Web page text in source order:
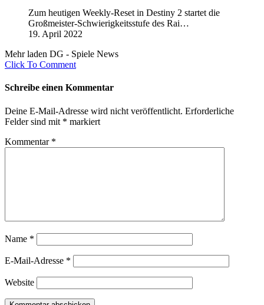
Zum heutigen Weekly-Reset in Destiny 2 startet die
Großmeister-Schwierigkeitsstufe des Rai…
19. April 2022
Mehr laden DG - Spiele News
Click To Comment
Schreibe einen Kommentar
Deine E-Mail-Adresse wird nicht veröffentlicht. Erforderliche
Felder sind mit * markiert
Kommentar *
Name *
E-Mail-Adresse *
Website